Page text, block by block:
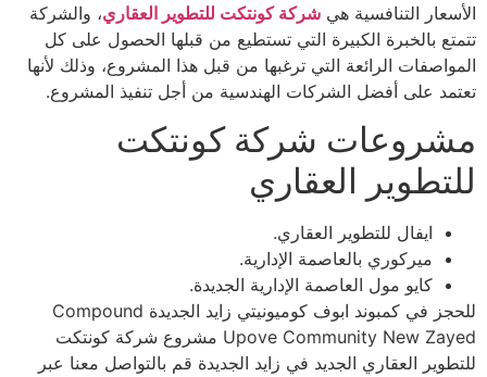
الأسعار التنافسية هي شركة كونتكت للتطوير العقاري، والشركة
تتمتع بالخبرة الكبيرة التي تستطيع من قبلها الحصول على كل
المواصفات الرائعة التي ترغبها من قبل هذا المشروع، وذلك لأنها
تعتمد على أفضل الشركات الهندسية من أجل تنفيذ المشروع.
مشروعات شركة كونتكت
للتطوير العقاري
ايفال للتطوير العقاري.
ميركوري بالعاصمة الإدارية.
كايو مول العاصمة الإدارية الجديدة.
للحجز في كمبوند ابوف كوميونيتي زايد الجديدة Compound
Upove Community New Zayed مشروع شركة كونتكت
للتطوير العقاري الجديد في زايد الجديدة قم بالتواصل معنا عبر